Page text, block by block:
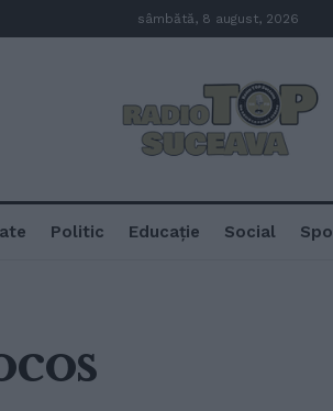
sâmbătă, 8 august, 2026
Politic Educație Social